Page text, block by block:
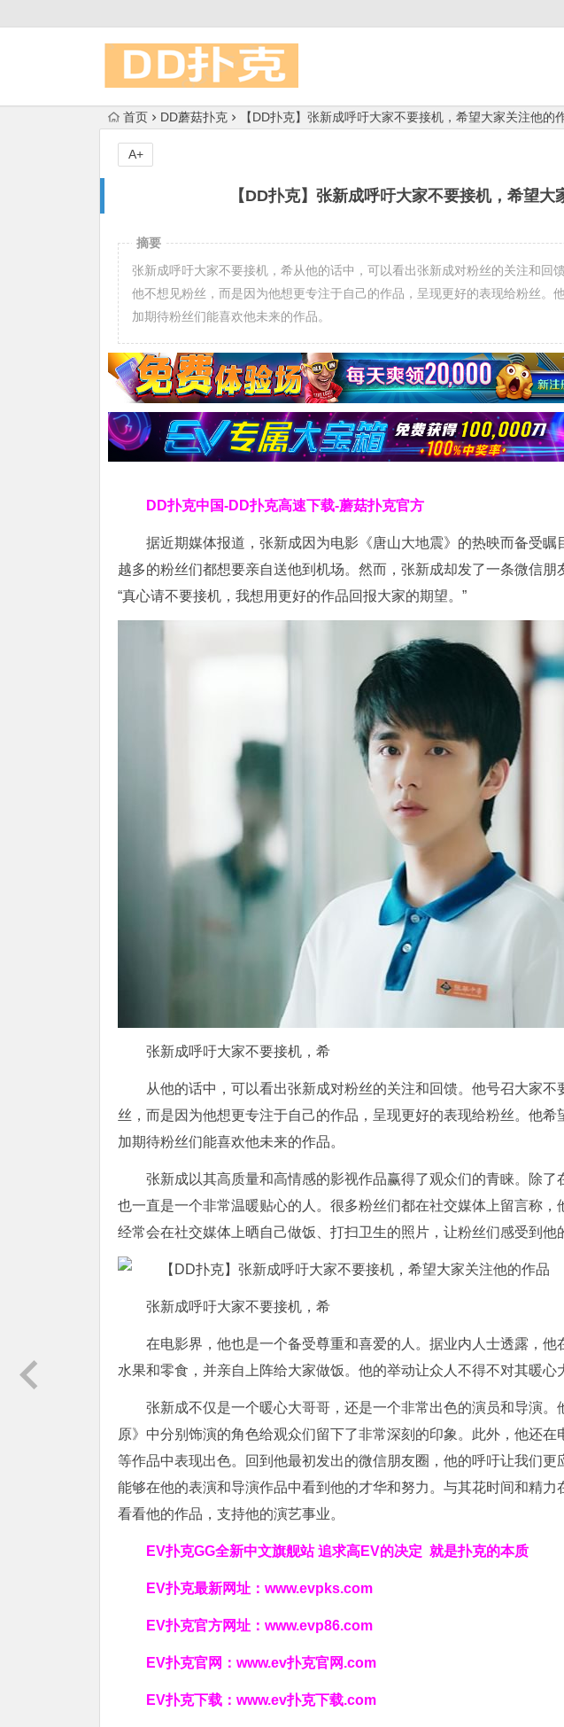
首页 DD蘑菇扑克 【DD扑克】张新成呼吁大家不要接机，希望大家关注他的
【DD扑克】张新成呼吁大家不要接机，希望大
A+
摘要
张新成呼吁大家不要接机，希从他的话中，可以看出张新成对粉丝的关注和回
他不想见粉丝，而是因为他想更专注于自己的作品，呈现更好的表现给粉丝。
加期待粉丝们能喜欢他未来的作品。
DD扑克中国-DD扑克高速下载-蘑菇扑克官方
据近期媒体报道，张新成因为电影《唐山大地震》的热映而备受
越多的粉丝们都想要亲自送他到机场。然而，张新成却发了一条微信朋
“真心请不要接机，我想用更好的作品回报大家的期望。”
张新成呼吁大家不要接机，希
从他的话中，可以看出张新成对粉丝的关注和回馈。他号召大家
丝，而是因为他想更专注于自己的作品，呈现更好的表现给粉丝。他
加期待粉丝们能喜欢他未来的作品。
张新成以其高质量和高情感的影视作品赢得了观众们的青睐。除了
也一直是一个非常温暖贴心的人。很多粉丝们都在社交媒体上留言称
经常会在社交媒体上晒自己做饭、打扫卫生的照片，让粉丝们感受到他
张新成呼吁大家不要接机，希
在电影界，他也是一个备受尊重和喜爱的人。据业内人士透露，他
水果和零食，并亲自上阵给大家做饭。他的举动让众人不得不对其暖心
张新成不仅是一个暖心大哥哥，还是一个非常出色的演员和导演
原》中分别饰演的角色给观众们留下了非常深刻的印象。此外，他还在
等作品中表现出色。回到他最初发出的微信朋友圈，他的呼吁让我们更
能够在他的表演和导演作品中看到他的才华和努力。与其花时间和精
看看他的作品，支持他的演艺事业。
EV扑克GG全新中文旗舰站追求高EV的决定 就是扑克的本质
EV扑克最新网址： www.evpks.com
EV扑克官方网址： www.evp86.com
EV扑克官网： www.ev扑克官网.com
EV扑克下载： www.ev扑克下载.com